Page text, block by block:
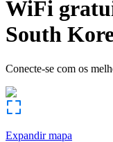
WiFi
South
Conecte-se com os
Expandir mapa